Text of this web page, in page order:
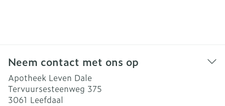
Neem contact met ons op
Apotheek Leven Dale
Tervuursesteenweg 375
3061 Leefdaal